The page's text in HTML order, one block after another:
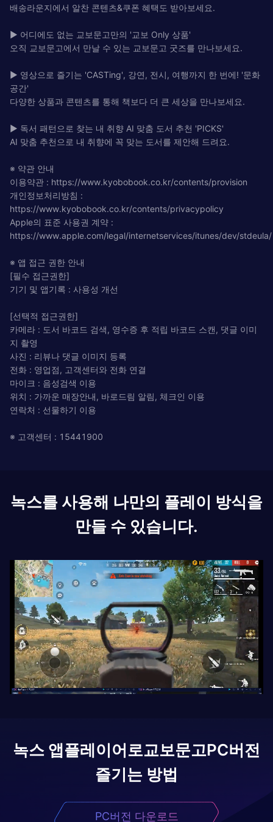
배송라운지에서 알찬 콘텐츠&쿠폰 혜택도 받아보세요.
▶ 어디에도 없는 교보문고만의 '교보 Only 상품'
오직 교보문고에서 만날 수 있는 교보문고 굿즈를 만나보세요.
▶ 영상으로 즐기는 'CASTing', 강연, 전시, 여행까지 한 번에! '문화
공간'
다양한 상품과 콘텐츠를 통해 책보다 더 큰 세상을 만나보세요.
▶ 독서 패턴으로 찾는 내 취향 AI 맞춤 도서 추천 'PICKS'
AI 맞춤 추천으로 내 취향에 꼭 맞는 도서를 제안해 드려요.
※ 약관 안내
이용약관 : https://www.kyobobook.co.kr/contents/provision
개인정보처리방침 :
https://www.kyobobook.co.kr/contents/privacypolicy
Apple의 표준 사용권 계약 :
https://www.apple.com/legal/internetservices/itunes/dev/stdeula/
※ 앱 접근 권한 안내
[필수 접근권한]
기기 및 앱기록 : 사용성 개선
[선택적 접근권한]
카메라 : 도서 바코드 검색, 영수증 후 적립 바코드 스캔, 댓글 이미
지 촬영
사진 : 리뷰나 댓글 이미지 등록
전화 : 영업점, 고객센터와 전화 연결
마이크 : 음성검색 이용
위치 : 가까운 매장안내, 바로드림 알림, 체크인 이용
연락처 : 선물하기 이용
※ 고객센터 : 15441900
녹스를 사용해 나만의 플레이 방식을
만들 수 있습니다.
녹스 앱플레이어로교보문고PC버전
즐기는 방법
PC버전 다운로드